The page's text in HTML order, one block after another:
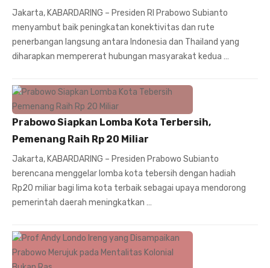
Jakarta, KABARDARING – Presiden RI Prabowo Subianto
menyambut baik peningkatan konektivitas dan rute
penerbangan langsung antara Indonesia dan Thailand yang
diharapkan mempererat hubungan masyarakat kedua …
Prabowo Siapkan Lomba Kota Terbersih,
Pemenang Raih Rp 20 Miliar
Jakarta, KABARDARING – Presiden Prabowo Subianto
berencana menggelar lomba kota tebersih dengan hadiah
Rp20 miliar bagi lima kota terbaik sebagai upaya mendorong
pemerintah daerah meningkatkan …